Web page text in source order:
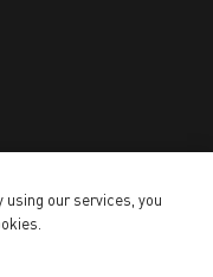
using our services, you